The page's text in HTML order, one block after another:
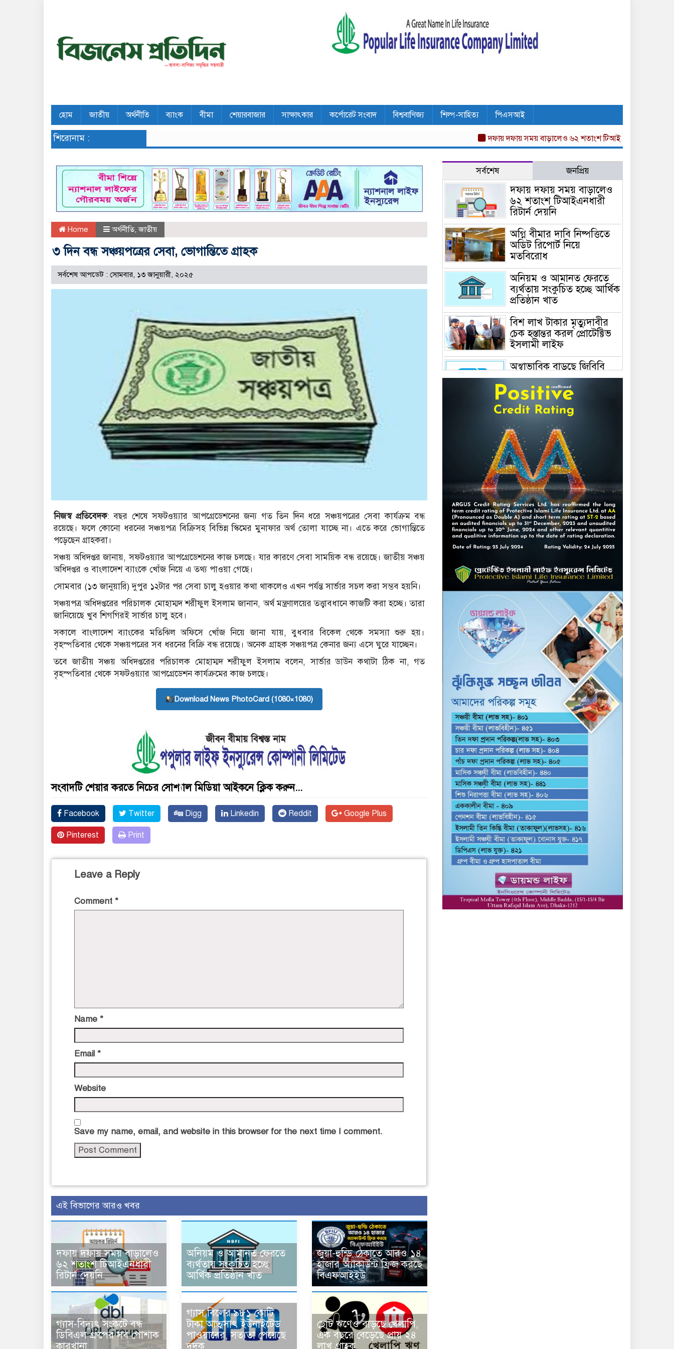
হোম জাতীয় অর্থনীতি ব্যাংক বীমা শেয়ারবাজার সাক্ষাৎকার কর্পোরেট সংবাদ বিশ্ববাণিজ্য শিল্প-সাহিত্য পিএসআই
শিরোনাম : দফায় দফায় সময় বাড়ালেও ৬২ শতাংশ টিআইএনধারী রিটার্ন দেয়নি
Home অর্থনীতি,জাতীয়
৩ দিন বন্ধ সঞ্চয়পত্রের সেবা, ভোগান্তিতে গ্রাহক
সর্বশেষ আপডেট : সোমবার, ১৩ জানুয়ারী, ২০২৫
নিজস্ব প্রতিবেদক: বছর শেষে সফটওয়্যার আপগ্রেডেশনের জন‌্য গত তিন দিন ধরে সঞ্চয়পত্রের সেবা কার্যক্রম বন্ধ
র‌য়ে‌ছে। ফলে কোনো ধরনের সঞ্চয়পত্র বিক্রিসহ বিভিন্ন স্কিমের মুনাফার অর্থ তোলা যাচ্ছে না। এতে ক‌রে ভোগান্তিতে
পড়েছেন গ্রাহকরা।
সঞ্চয় অধিদপ্তর জানায়, সফটওয়্যার আপগ্রেডেশনের কাজ চল‌ছে। যার কারণে সেবা সাময়িক বন্ধ রয়েছে। জাতীয় সঞ্চয়
অধিদপ্তর ও বাংলাদেশ ব্যাংকে খোঁজ নিয়ে এ তথ্য পাওয়া গেছে।
সোমবার (১৩ জানুয়ারি) দুপুর ১২টার পর সেবা চালু হওয়ার কথা থাকলেও এখন পর্যন্ত সার্ভার সচল করা সম্ভব হয়নি।
সঞ্চয়পত্র অধিদপ্তরের পরিচালক মোহাম্মদ শরীফুল ইসলাম জানান, অর্থ মন্ত্রণালয়ের তত্ত্বাবধানে কাজটি করা হচ্ছে। তারা
জানিয়েছে খুব শিগগিরই সার্ভার চালু হবে।
সকালে বাংলাদেশ ব্যাংকের মতিঝিল অফিসে খোঁজ নিয়ে জানা যায়, বুধবার‌ বিকেল থে‌কে সমস‌্যা শুরু হয়।
বৃহস্পতিবার থেকে সঞ্চয়পত্রের সব ধরনের বিক্রি বন্ধ রয়েছে। অনেক গ্রাহক সঞ্চয়পত্র কেনার জন্য এসে ঘুরে যাচ্ছেন।
তবে জাতীয় সঞ্চয় অধিদপ্তরের পরিচালক মোহাম্মদ শরীফুল ইসলাম ব‌লেন, সার্ভার ডাউন কথাটা ঠিক না, গত
বৃহস্পতিবার থে‌কে সফটওয়্যার আপগ্রেডেশন কার্যক্রমের কাজ চল‌ছে।
Download News PhotoCard (1080×1080)
সংবাদটি শেয়ার করতে নিচের সোশ্যাল মিডিয়া আইকনে ক্লিক করুন...
Facebook Twitter Digg Linkedin Reddit Google Plus
Pinterest Print
Leave a Reply
Comment *
Name *
Email *
Website
Save my name, email, and website in this browser for the next time I comment.
এই বিভাগের আরও খবর
দফায় দফায় সময় বাড়ালেও
৬২ শতাংশ টিআইএনধারী
রিটার্ন দেয়নি
অনিয়ম ও আমানত ফেরতে
ব্যর্থতায় সংকুচিত হচ্ছে
আর্থিক প্রতিষ্ঠান খাত
জুয়া-হুন্ডি ঠেকাতে আরও ১৪
হাজার অ্যাকাউন্ট ফ্রিজ করছে
বিএফআইইউ
গ্যাস-বিদ্যুৎ সংকটে বন্ধ
ডিবিএল গ্রুপের সব পোশাক
কারখানা
গ্যাস বিলের ৯৮১ কোটি
টাকা আত্মসাৎ ইউনাইটেড
পাওয়ারের, সত্যতা পেয়েছে
দুদক
ছোট ঋণেও বাড়ছে খেলাপি,
এক বছরে বেড়েছে প্রায় ২৪
লাখ গ্রাহক
সর্বশেষ জনপ্রিয়
দফায় দফায় সময় বাড়ালেও
৬২ শতাংশ টিআইএনধারী
রিটার্ন দেয়নি
অগ্নি বীমার দাবি নিষ্পত্তিতে
অডিট রিপোর্ট নিয়ে
মতবিরোধ
অনিয়ম ও আমানত ফেরতে
ব্যর্থতায় সংকুচিত হচ্ছে আর্থিক
প্রতিষ্ঠান খাত
বিশ লাখ টাকার মৃত্যুদাবীর
চেক হস্তান্তর করল প্রোটেক্টিভ
ইসলামী লাইফ
অস্বাভাবিক বাড়ছে জিবিবি
পাওয়ারের শেয়ার দর,
ডিএসইর সতর্কবার্তা